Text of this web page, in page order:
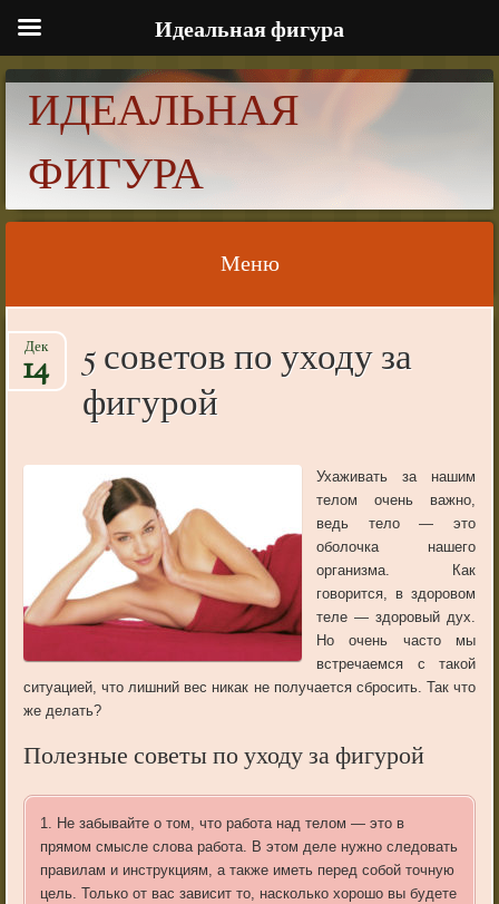
ИДЕАЛЬНАЯ
ФИГУРА
Меню
Skip to content
5 советов по уходу за
фигурой
Дек
14
Ухаживать за нашим
телом очень важно,
ведь тело — это
оболочка нашего
организма. Как
говорится, в здоровом
теле — здоровый дух.
Но очень часто мы
встречаемся с такой
ситуацией, что лишний вес никак не получается сбросить. Так что
же делать?
Полезные советы по уходу за фигурой
1. Не забывайте о том, что работа над телом — это в
прямом смысле слова работа. В этом деле нужно следовать
правилам и инструкциям, а также иметь перед собой точную
цель. Только от вас зависит то, насколько хорошо вы будете
Идеальная фигура